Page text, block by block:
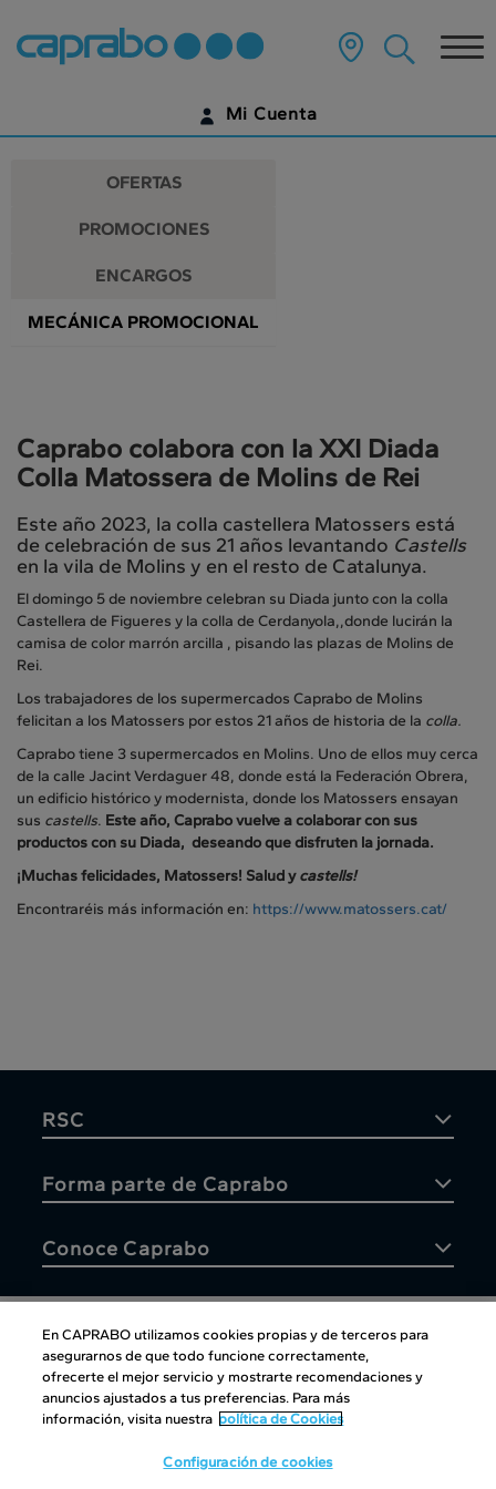
Promociones
y
descuentos
en
nuestros
supermercados
contenido
página
Mi Cuenta
¿AÚN NO TIENES UNA CUENTA DIGITAL?
OFERTAS
PROMOCIONES
ENCARGOS
MECÁNICA PROMOCIONAL
Caprabo colabora con la XXI Diada
Colla Matossera de Molins de Rei
Este año 2023, la colla castellera Matossers está
de celebración de sus 21 años levantando Castells
en la vila de Molins y en el resto de Catalunya.
El domingo 5 de noviembre celebran su Diada junto con la colla
Castellera de Figueres y la colla de Cerdanyola,,donde lucirán la
camisa de color marrón arcilla , pisando las plazas de Molins de
Rei.
Los trabajadores de los supermercados Caprabo de Molins
felicitan a los Matossers por estos 21 años de historia de la colla.
Caprabo tiene 3 supermercados en Molins. Uno de ellos muy cerca
de la calle Jacint Verdaguer 48, donde está la Federación Obrera,
un edificio histórico y modernista, donde los Matossers ensayan
sus castells. Este año, Caprabo vuelve a colaborar con sus
productos con su Diada, deseando que disfruten la jornada.
¡Muchas felicidades, Matossers! Salud ycastells!
Encontraréis más información en: https://www.matossers.cat/
RSC
Forma parte de Caprabo
Conoce Caprabo
Atención al cliente
En CAPRABO utilizamos cookies propias y de terceros para
asegurarnos de que todo funcione correctamente,
ofrecerte el mejor servicio y mostrarte recomendaciones y
anuncios ajustados a tus preferencias. Para más
información, visita nuestra política de Cookies
Configuración de cookies